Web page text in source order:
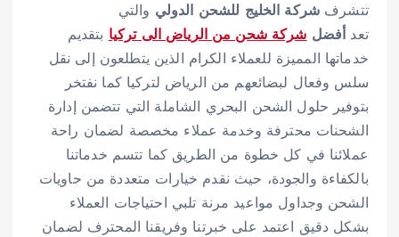
تتشرف شركة الخليج للشحن الدولي والتي
تعد أفضل شركة شحن من الرياض الى تركيا بتقديم
خدماتها المميزة للعملاء الكرام الذين يتطلعون إلى نقل
سلس وفعال لبضائعهم من الرياض لتركيا كما نفتخر
بتوفير حلول الشحن البحري الشاملة التي تتضمن إدارة
الشحنات محترفة وخدمة عملاء مخصصة لضمان راحة
عملائنا في كل خطوة من الطريق كما تتسم خدماتنا
بالكفاءة والجودة، حيث نقدم خيارات متعددة من حاويات
الشحن وجداول مواعيد مرنة تلبي احتياجات العملاء
بشكل دقيق اعتمد على خبرتنا وفريقنا المحترف لضمان